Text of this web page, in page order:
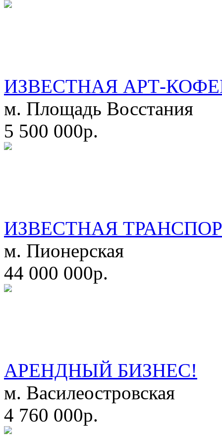
ИЗВЕСТНАЯ АРТ-
м. Площадь Восстания
5 500 000р.
ИЗВЕСТНАЯ
м. Пионерская
44 000 000р.
АРЕНДНЫЙ БИЗНЕС!
м. Василеостровская
4 760 000р.